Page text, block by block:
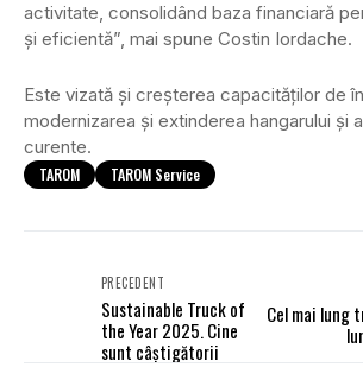
activitate, consolidând baza financiară
și eficientă”, mai spune Costin Iordache.
Este vizată și creșterea capacităților de
modernizarea și extinderea hangarului și
curente.
TAROM TAROM Service
PRECEDENT
Sustainable Truck of
the Year 2025. Cine
sunt câștigătorii
Cel mai lung